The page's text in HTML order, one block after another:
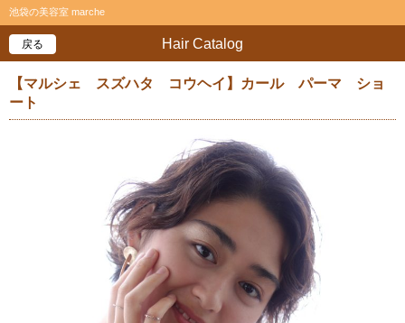
池袋の美容室 marche
Hair Catalog
戻る
【マルシェ スズハタ コウヘイ】カール パーマ ショ
ート